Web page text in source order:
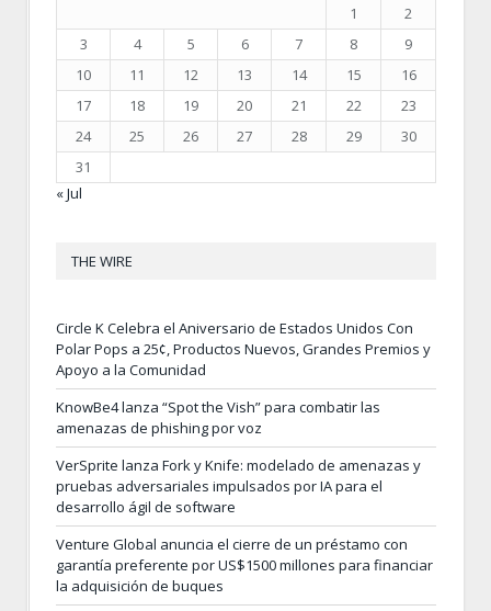
1
2
3
4 5 6 7 8
9
10
11 12 13 14 15
16
17
18 19 20 21 22
23
24
25 26 27 28 29
30
31
« Jul
THE WIRE
Circle K Celebra el Aniversario de Estados Unidos Con
Polar Pops a 25¢, Productos Nuevos, Grandes Premios y
Apoyo a la Comunidad
KnowBe4 lanza “Spot the Vish” para combatir las
amenazas de phishing por voz
VerSprite lanza Fork y Knife: modelado de amenazas y
pruebas adversariales impulsados por IA para el
desarrollo ágil de software
Venture Global anuncia el cierre de un préstamo con
garantía preferente por US$1500 millones para financiar
la adquisición de buques